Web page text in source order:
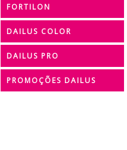
FORTILON
DAILUS COLOR
DAILUS PRO
PROMOÇÕES DAILUS